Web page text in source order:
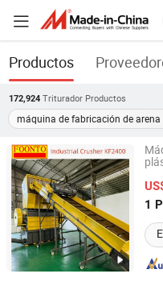
Productos
172,924 Triturador Productos
máquina de fabricación de
1
Kuantu Machinery
Guangdong, China